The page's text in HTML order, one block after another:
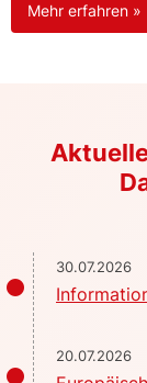
Mehr erfahren »
30.07.2026
20.07.2026